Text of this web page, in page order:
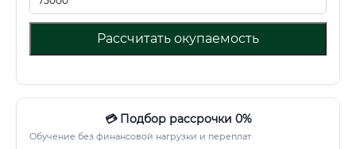
Рассчитать окупаемость
💳 Подбор рассрочки 0%
Обучение без финансовой нагрузки и переплат